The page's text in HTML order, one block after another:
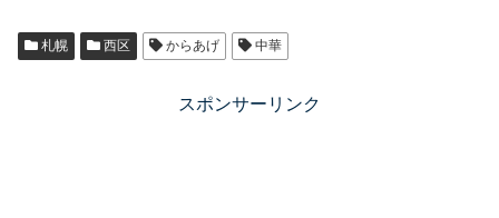
札幌 西区 からあげ 中華
スポンサーリンク